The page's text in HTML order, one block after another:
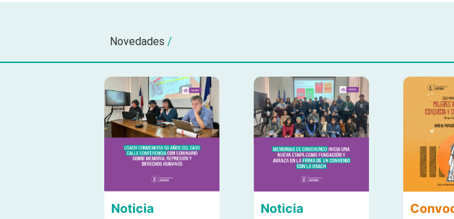
Novedades /
Noticia Noticia